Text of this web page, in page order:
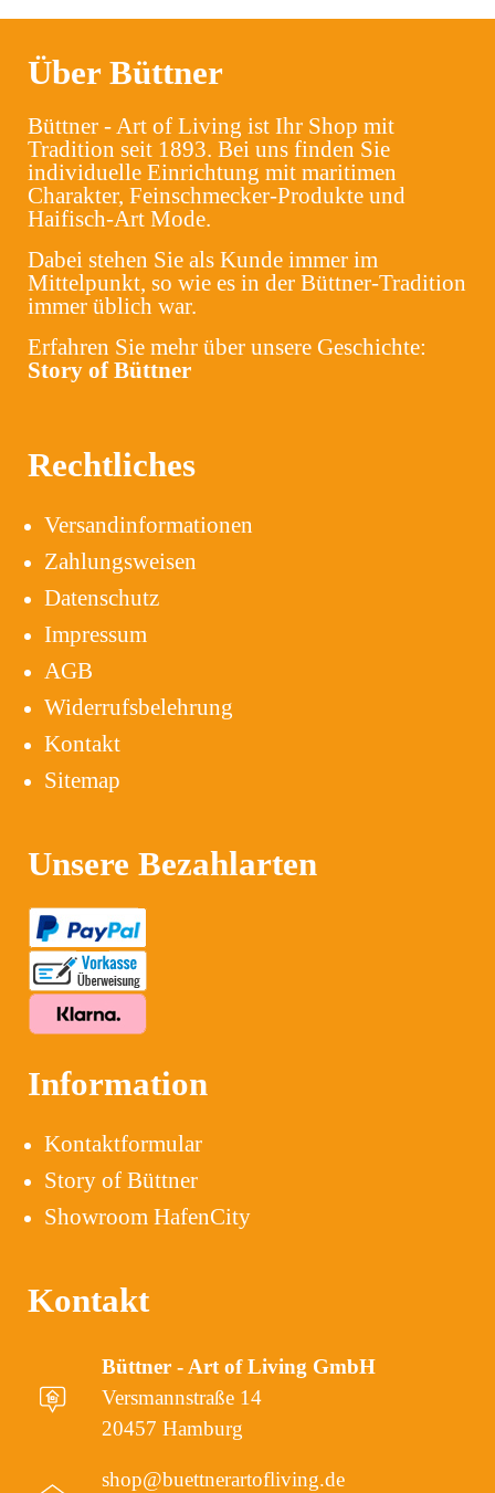
Über Büttner
Büttner - Art of Living ist Ihr Shop mit
Tradition seit 1893. Bei uns finden Sie
individuelle Einrichtung mit maritimen
Charakter, Feinschmecker-Produkte und
Haifisch-Art Mode.
Dabei stehen Sie als Kunde immer im
Mittelpunkt, so wie es in der Büttner-Tradition
immer üblich war.
Erfahren Sie mehr über unsere Geschichte:
Story of Büttner
Rechtliches
Versandinformationen
Zahlungsweisen
Datenschutz
Impressum
AGB
Widerrufsbelehrung
Kontakt
Sitemap
Unsere Bezahlarten
Information
Kontaktformular
Story of Büttner
Showroom HafenCity
Kontakt
Büttner - Art of Living GmbH
Versmannstraße 14
20457 Hamburg
shop@buettnerartofliving.de